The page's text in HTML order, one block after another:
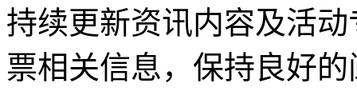
持续更新资讯内容及活
票相关信息，保持良好